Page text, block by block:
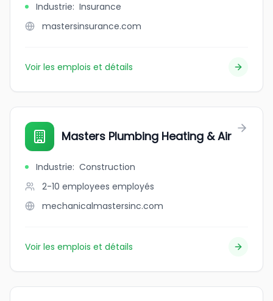
Industrie: Insurance
mastersinsurance.com
Voir les emplois et détails
Masters Plumbing Heating & Air
Industrie: Construction
2-10 employees employés
mechanicalmastersinc.com
Voir les emplois et détails